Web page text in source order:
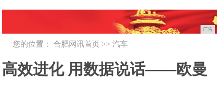
广告
您的位置：合肥网讯首页 >>汽车
高效进化 用数据说话——欧曼